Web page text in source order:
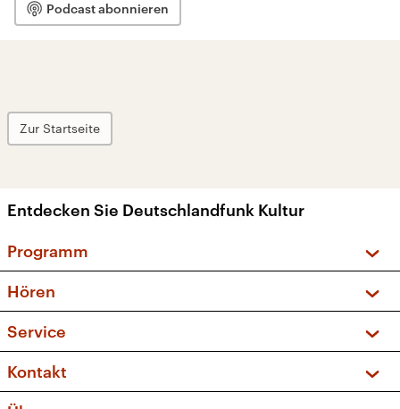
Podcast abonnieren
Zur Startseite
Entdecken Sie Deutschlandfunk Kultur
Programm
Sendungen und Podcasts
Musikliste
Kakadu – Das Kinderprogramm
Hören
Frequenzen (UKW + DAB+)
Service
FAQ
Apps
Kontakt